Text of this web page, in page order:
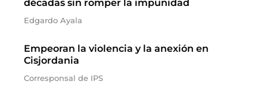
décadas sin romper la impunidad
Edgardo Ayala
Empeoran la violencia y la anexión en
Cisjordania
Corresponsal de IPS